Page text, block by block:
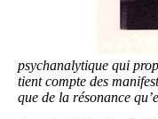
psychanalytique qui
tient compte des
que de la résonance